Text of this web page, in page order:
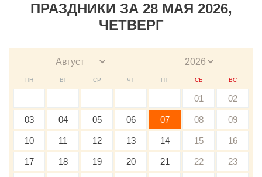
ПРАЗДНИКИ ЗА 28 МАЯ 2026,
ЧЕТВЕРГ
ПН ВТ СР ЧТ ПТ СБ ВС
01 02
03 04 05 06 07 08 09
10 11 12 13 14 15 16
17 18 19 20 21 22 23